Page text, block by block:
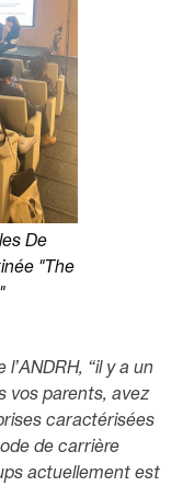
De
"The
“il y a un
vos parents, avez
caractérisées
de carrière
actuellement est